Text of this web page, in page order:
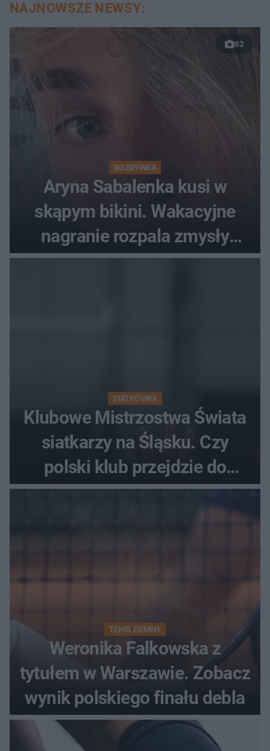
NAJNOWSZE NEWSY:
62
ROZRYWKA
Aryna Sabalenka kusi w
skąpym bikini. Wakacyjne
nagranie rozpala zmysły
fanów
SIATKÓWKA
Klubowe Mistrzostwa Świata
siatkarzy na Śląsku. Czy
polski klub przejdzie do
historii
TENIS ZIEMNY
Weronika Falkowska z
tytułem w Warszawie. Zobacz
wynik polskiego finału debla